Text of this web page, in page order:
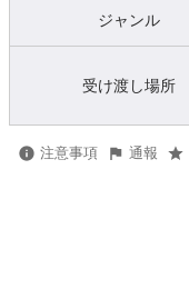
ジャンル
受け渡し場所
注意事項 通報